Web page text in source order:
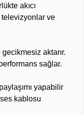
akıcı
televizyonlar ve
gecikmesiz aktarır.
sağlar.
yapabilir
kablosu